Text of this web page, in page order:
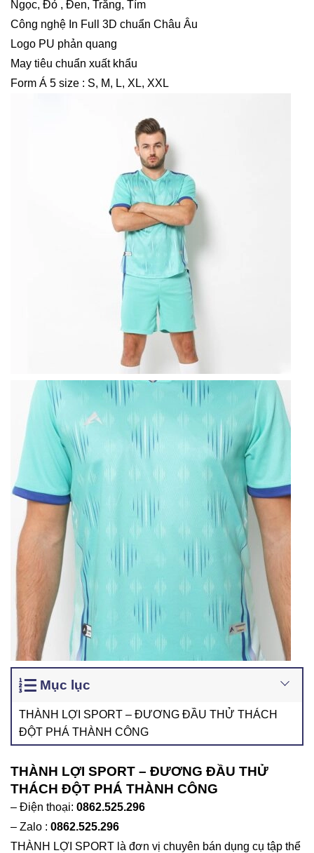
Ngọc, Đỏ , Đen, Trắng, Tím
Công nghệ In Full 3D chuẩn Châu Âu
Logo PU phản quang
May tiêu chuẩn xuất khẩu
Form Á 5 size : S, M, L, XL, XXL
Mục lục
THÀNH LỢI SPORT – ĐƯƠNG ĐẦU THỬ THÁCH
ĐỘT PHÁ THÀNH CÔNG
THÀNH LỢI SPORT – ĐƯƠNG ĐẦU THỬ
THÁCH ĐỘT PHÁ THÀNH CÔNG
– Điện thoại: 0862.525.296
– Zalo : 0862.525.296
THÀNH LỢI SPORT là đơn vị chuyên bán dụng cụ tập thể